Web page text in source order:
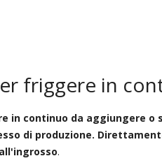
friggere in
in continuo da aggiungere o
di produzione.
.